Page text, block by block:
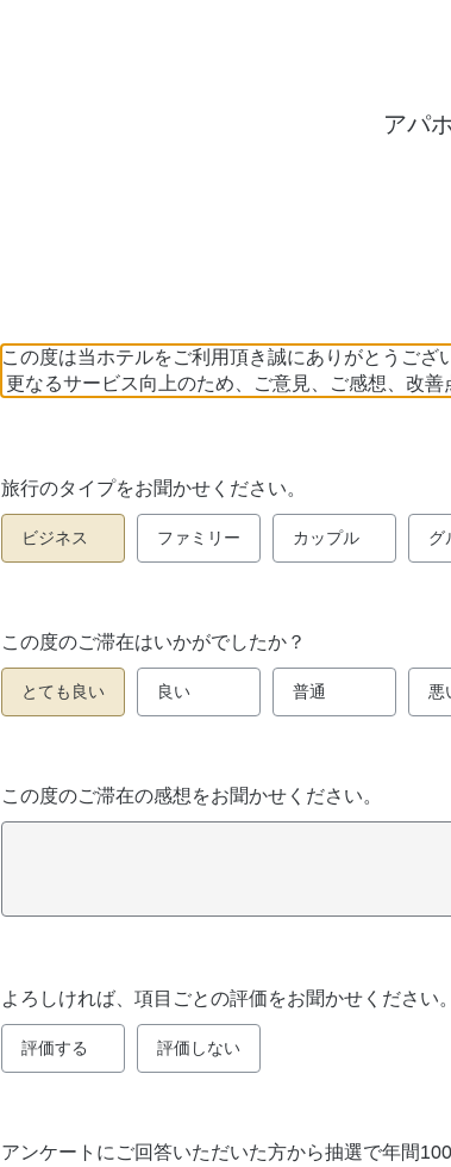
アパ
この度は当ホテルをご利用頂き誠にありがとうござ
更なるサービス向上のため、ご意見、ご感想、改善
旅行のタイプをお聞かせください。
必
須
ビジネス ファミリー カップル グ
この度のご滞在はいかがでしたか？
必
須
とても良い 良い 普通 悪
この度のご滞在の感想をお聞かせください。
必
須
よろしければ、項目ごとの評価をお聞かせください。
必
須
評価する 評価しない
アンケートにご回答いただいた方から抽選で年間